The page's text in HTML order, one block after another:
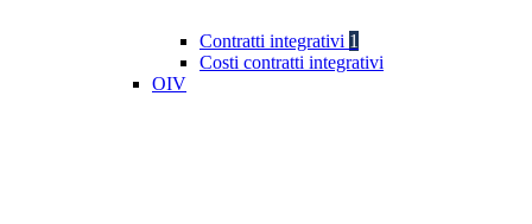
Contratti integrativi 1
Costi contratti integrativi
OIV